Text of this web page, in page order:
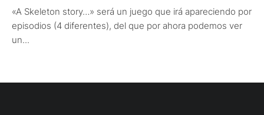
«A Skeleton story…» será un juego que irá apareciendo por
episodios (4 diferentes), del que por ahora podemos ver
un...